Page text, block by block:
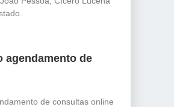
agendamento de
de consultas online